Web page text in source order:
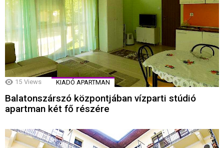
15 Views KIADÓ APARTMAN
Balatonszárszó központjában vízparti stúdió
apartman két fő részére